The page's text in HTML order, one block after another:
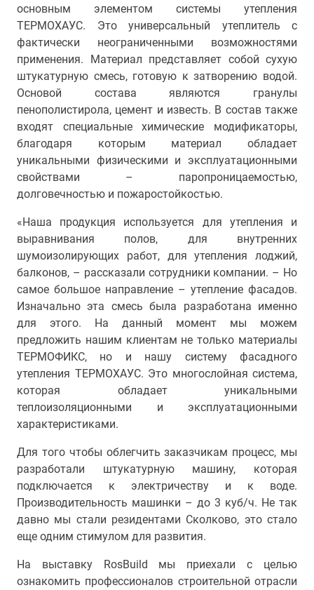
основным элементом системы утепления
ТЕРМОХАУС. Это универсальный утеплитель с
фактически неограниченными возможностями
применения. Материал представляет собой сухую
штукатурную смесь, готовую к затворению водой.
Основой состава являются гранулы
пенополистирола, цемент и известь. В состав также
входят специальные химические модификаторы,
благодаря которым материал обладает
уникальными физическими и эксплуатационными
свойствами – паропроницаемостью,
долговечностью и пожаростойкостью.
«Наша продукция используется для утепления и
выравнивания полов, для внутренних
шумоизолирующих работ, для утепления лоджий,
балконов, – рассказали сотрудники компании. – Но
самое большое направление – утепление фасадов.
Изначально эта смесь была разработана именно
для этого. На данный момент мы можем
предложить нашим клиентам не только материалы
ТЕРМОФИКС, но и нашу систему фасадного
утепления ТЕРМОХАУС. Это многослойная система,
которая обладает уникальными
теплоизоляционными и эксплуатационными
характеристиками.
Для того чтобы облегчить заказчикам процесс, мы
разработали штукатурную машину, которая
подключается к электричеству и к воде.
Производительность машинки – до 3 куб/ч. Не так
давно мы стали резидентами Сколково, это стало
еще одним стимулом для развития.
На выставку RosBuild мы приехали с целью
ознакомить профессионалов строительной отрасли